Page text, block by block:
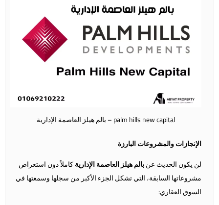
palm hills new capital – بالم هيلز العاصمة الإدارية
الإنجازات والمشروعات البارزة
لن يكون الحديث عنبالم هيلز العاصمة الإداريةكاملاً دون استعراض
مشروعاتها السابقة، التي تشكل الجزء الأكبر من سجلها وسمعتها في
السوق العقاري: